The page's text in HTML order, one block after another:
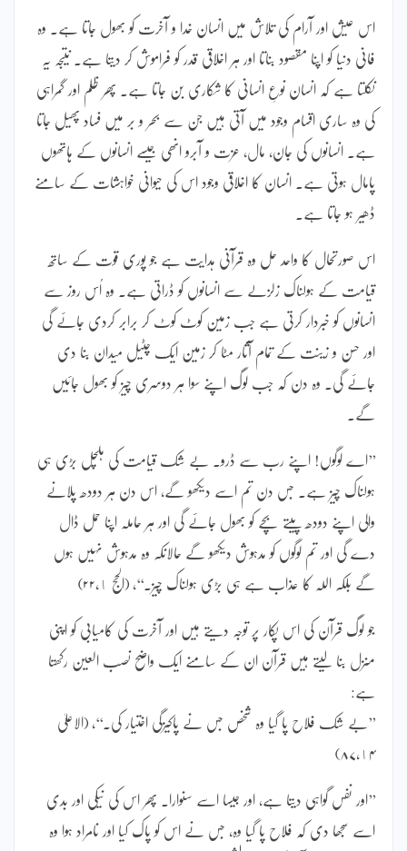
اس عیش اور آرام کی تلاش میں انسان خدا و آخرت کو بھول جاتا ہے۔ وہ
فانی دنیا کو اپنا مقصود بناتا اور ہر اخلاقی قدر کو فراموش کر دیتا ہے۔ نتیجہ یہ
نکلتا ہے کہ انسان نوعِ انسانی کا شکاری بن جاتا ہے۔ پھر ظلم اور گمراہی
کی وہ ساری اقسام وجود میں آتی ہیں جن سے بحر و بر میں فساد پھیل جاتا
ہے۔ انسانوں کی جان، مال، عزت و آبرو انھی جیسے انسانوں کے ہاتھوں
پامال ہوتی ہے۔ انسان کا اخلاقی وجود اس کی حیوانی خواہشات کے سامنے
ڈھیر ہو جاتا ہے۔
اس صورتحال کا واحد حل وہ قرآنی ہدایت ہے جو پوری قوت کے ساتھ
قیامت کے ہولناک زلزلے سے انسانوں کو ڈراتی ہے۔ وہ اُس روز سے
انسانوں کو خبردار کرتی ہے جب زمین کوٹ کوٹ کر برابر کردی جائے گی
اور حسن و زینت کے تمام آثار مٹا کر زمین ایک چٹیل میدان بنا دی
جائے گی۔ وہ دن کہ جب لوگ اپنے سوا ہر دوسری چیز کو بھول جائیں
گے۔
’’اے لوگوں! اپنے رب سے ڈرو۔ بے شک قیامت کی ہلچل بڑی ہی
ہولناک چیز ہے۔ جس دن تم اسے دیکھو گے، اس دن ہر دودھ پلانے
والی اپنے دودھ پیتے بچے کو بھول جائے گی اور ہر حاملہ اپنا حمل ڈال
دے گی اور تم لوگوں کو مدہوش دیکھو گے حالانکہ وہ مدہوش نہیں ہوں
گے بلکہ اللہ کا عذاب ہے ہی بڑی ہولناک چیز۔‘‘، (الحج ۲۲،١)
جو لوگ قرآن کی اس پکار پر توجہ دیتے ہیں اور آخرت کی کامیابی کو اپنی
منزل بنا لیتے ہیں قرآن ان کے سامنے ایک واضح نصب العین رکھتا
ہے:
’’بے شک فلاح پا گیا وہ شخص جس نے پاکیزگی اختیار کی۔‘‘، (الاعلیٰ
۸۷،١۴)
’’اور نفس گواہی دیتا ہے، اور جیسا اسے سنوارا۔ پھر اس کی نیکی اور بدی
اسے سجھا دی کہ فلاح پا گیا وہ، جس نے اس کو پاک کیا اور نامراد ہوا وہ